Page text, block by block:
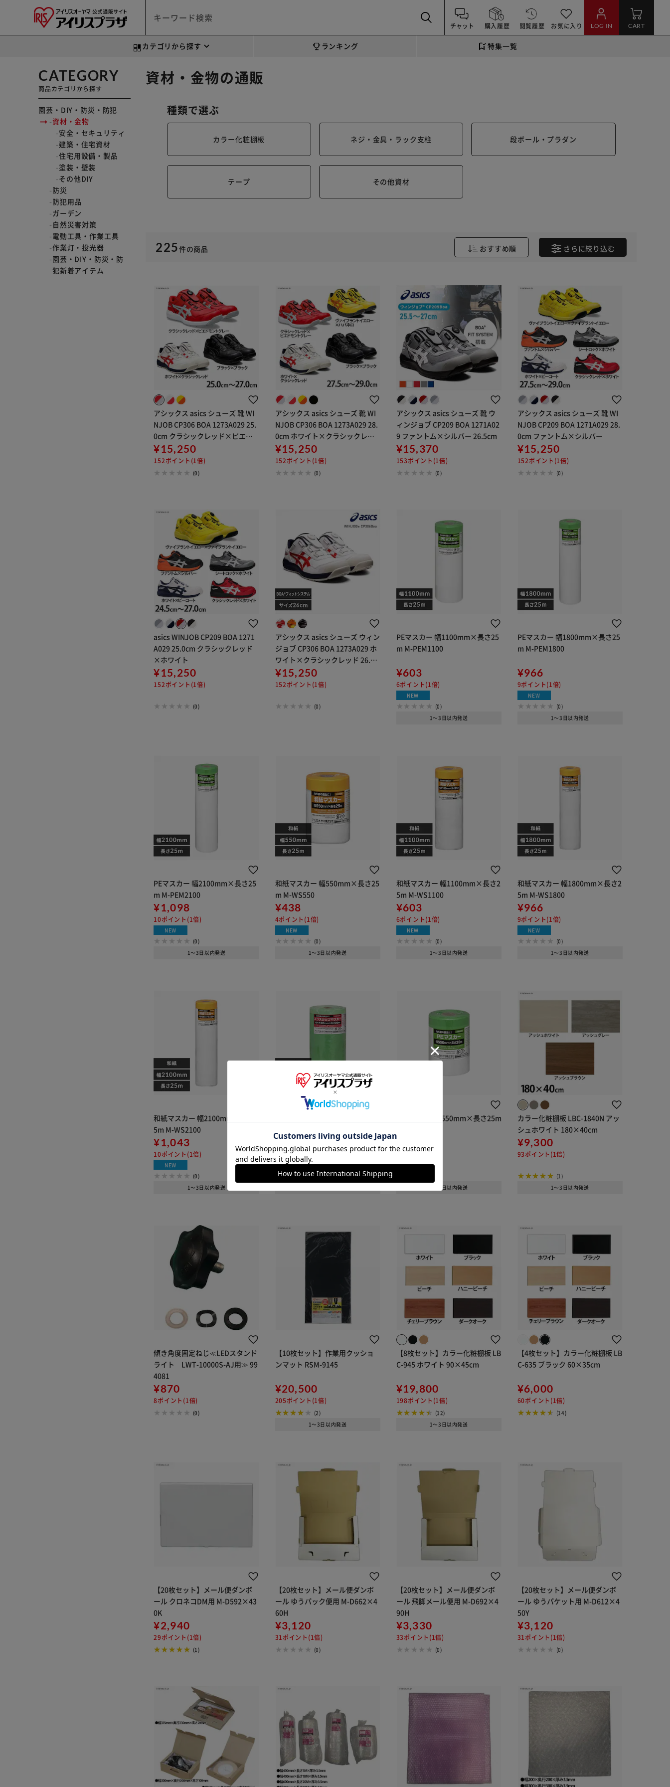
チャット 購入履歴 閲覧履歴 お気に入り LOG IN CART
カテゴリから探す ランキング 特集一覧
CATEGORY
商品カテゴリから探す
園芸・DIY・防災・防犯
資材・金物
安全・セキュリティ
建築・住宅資材
住宅用設備・製品
塗装・壁装
その他DIY
防災
防犯用品
ガーデン
自然災害対策
電動工具・作業工具
作業灯・投光器
園芸・DIY・防災・防
犯新着アイテム
資材・金物の通販
種類で選ぶ
カラー化粧棚板 ネジ・金具・ラック支柱 段ボール・プラダン
テープ その他資材
225件の商品 おすすめ順 さらに絞り込む
アシックス asics シューズ 靴 WI
NJOB CP306 BOA 1273A029 25.
0cm クラシックレッド×ピエド
モントグレー
¥15,250
152ポイント(1倍)
(0)
アシックス asics シューズ 靴 WI
NJOB CP306 BOA 1273A029 28.
0cm ホワイト×クラシックレッ
ド
¥15,250
152ポイント(1倍)
(0)
アシックス asics シューズ 靴 ウ
ィンジョブ CP209 BOA 1271A02
9 ファントム×シルバー 26.5cm
¥15,370
153ポイント(1倍)
(0)
アシックス asics シューズ 靴 WI
NJOB CP209 BOA 1271A029 28.
0cm ファントム×シルバー
¥15,250
152ポイント(1倍)
(0)
asics WINJOB CP209 BOA 1271
A029 25.0cm クラシックレッド
×ホワイト
¥15,250
152ポイント(1倍)
(0)
アシックス asics シューズ ウィン
ジョブ CP306 BOA 1273A029 ホ
ワイト×クラシックレッド 26.0c
m
¥15,250
152ポイント(1倍)
(0)
PEマスカー 幅1100mm×長さ25
m M-PEM1100
¥603
6ポイント(1倍)
NEW
(0)
1～3日以内発送
PEマスカー 幅1800mm×長さ25
m M-PEM1800
¥966
9ポイント(1倍)
NEW
(0)
1～3日以内発送
PEマスカー 幅2100mm×長さ25
m M-PEM2100
¥1,098
10ポイント(1倍)
NEW
(0)
1～3日以内発送
和紙マスカー 幅550mm×長さ25
m M-WS550
¥438
4ポイント(1倍)
NEW
(0)
1～3日以内発送
和紙マスカー 幅1100mm×長さ2
5m M-WS1100
¥603
6ポイント(1倍)
NEW
(0)
1～3日以内発送
和紙マスカー 幅1800mm×長さ2
5m M-WS1800
¥966
9ポイント(1倍)
NEW
(0)
1～3日以内発送
和紙マスカー 幅2100mm×長さ2
5m M-WS2100
¥1,043
10ポイント(1倍)
NEW
(0)
1～3日以内発送
¥1,100
11ポイント(1倍)
NEW
(0)
PEマスカー 幅550mm×長さ25m
¥500
5ポイント(1倍)
NEW
1～3日以内発送
カラー化粧棚板 LBC-1840N アッ
シュホワイト 180×40cm
¥9,300
93ポイント(1倍)
(1)
1～3日以内発送
傾き角度固定ねじ≪LEDスタンド
ライト LWT-10000S-AJ用≫ 99
4081
¥870
8ポイント(1倍)
(0)
【10枚セット】作業用クッショ
ンマット RSM-9145
¥20,500
205ポイント(1倍)
(2)
1～3日以内発送
【8枚セット】カラー化粧棚板 LB
C-945 ホワイト 90×45cm
¥19,800
198ポイント(1倍)
(12)
1～3日以内発送
【4枚セット】カラー化粧棚板 LB
C-635 ブラック 60×35cm
¥6,000
60ポイント(1倍)
(14)
【20枚セット】メール便ダンボ
ール クロネコDM用 M-D592×43
0K
¥2,940
29ポイント(1倍)
(1)
【20枚セット】メール便ダンボ
ール ゆうパック便用 M-D662×4
60H
¥3,120
31ポイント(1倍)
(0)
【20枚セット】メール便ダンボ
ール 飛脚メール便用 M-D692×4
90H
¥3,330
33ポイント(1倍)
(0)
【20枚セット】メール便ダンボ
ール ゆうパケット用 M-D612×4
50Y
¥3,120
31ポイント(1倍)
(0)
※ご確認ください